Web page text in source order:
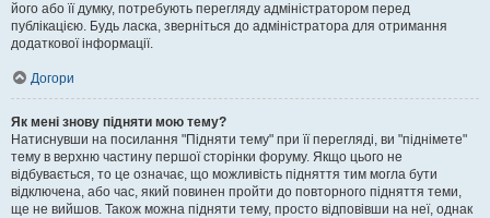
його або її думку, потребують перегляду адміністратором перед
публікацією. Будь ласка, зверніться до адміністратора для отримання
додаткової інформації.
Догори
Як мені знову підняти мою тему?
Натиснувши на посилання "Підняти тему" при її перегляді, ви "піднімете"
тему в верхню частину першої сторінки форуму. Якщо цього не
відбувається, то це означає, що можливість підняття тим могла бути
відключена, або час, який повинен пройти до повторного підняття теми,
ще не вийшов. Також можна підняти тему, просто відповівши на неї, однак